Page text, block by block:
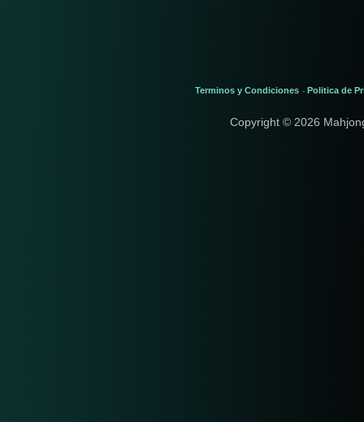
Terminos y Condiciones - Politica de
Copyright © 2026